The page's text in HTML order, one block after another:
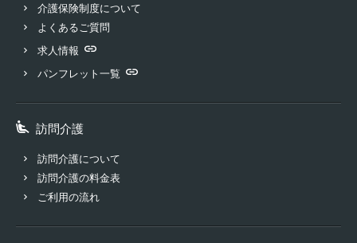
介護保険制度について
よくあるご質問
求人情報
パンフレット一覧
訪問介護
訪問介護について
訪問介護の料金表
ご利用の流れ